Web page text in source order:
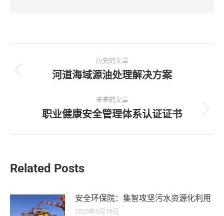
章
历史的文章
历
的
文
河道海域源油处理解决方案
未来的文章
未
职业健康安全管理体系认证证书
Related Posts
安全环保院：集智攻坚污水资源化利用
2025年5月19日